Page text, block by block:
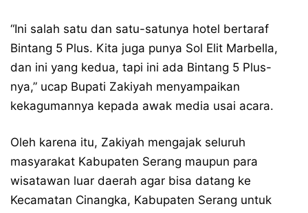
“Ini salah satu dan satu-satunya hotel bertaraf
Bintang 5 Plus. Kita juga punya Sol Elit Marbella,
dan ini yang kedua, tapi ini ada Bintang 5 Plus-
nya,” ucap Bupati Zakiyah menyampaikan
kekagumannya kepada awak media usai acara.
Oleh karena itu, Zakiyah mengajak seluruh
masyarakat Kabupaten Serang maupun para
wisatawan luar daerah agar bisa datang ke
Kecamatan Cinangka, Kabupaten Serang untuk